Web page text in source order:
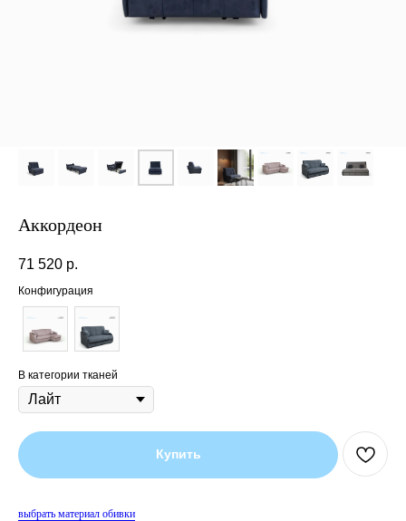
Аккордеон
71 520 р.
Конфигурация
В категории тканей
Купить
выбрать материал обивки